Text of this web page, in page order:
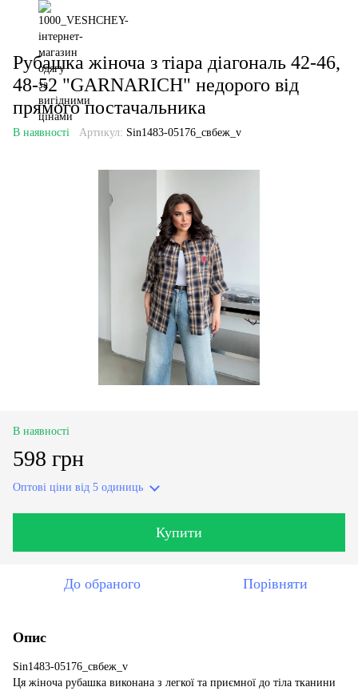
Рубашка жіноча з тіара діагональ 42-46,
48-52 "GARNARICH" недорого від
прямого постачальника
В наявності Артикул: Sin1483-05176_свбеж_v
В наявності
598 грн
Оптові ціни від 5 одиниць
Купити
До обраного Порівняти
Опис
Sin1483-05176_свбеж_v
Ця жіноча рубашка виконана з легкої та приємної до тіла тканини